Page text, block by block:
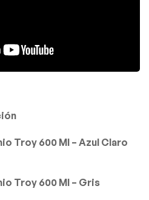
Troy 600 Ml – Azul Claro
Troy 600 Ml – Gris